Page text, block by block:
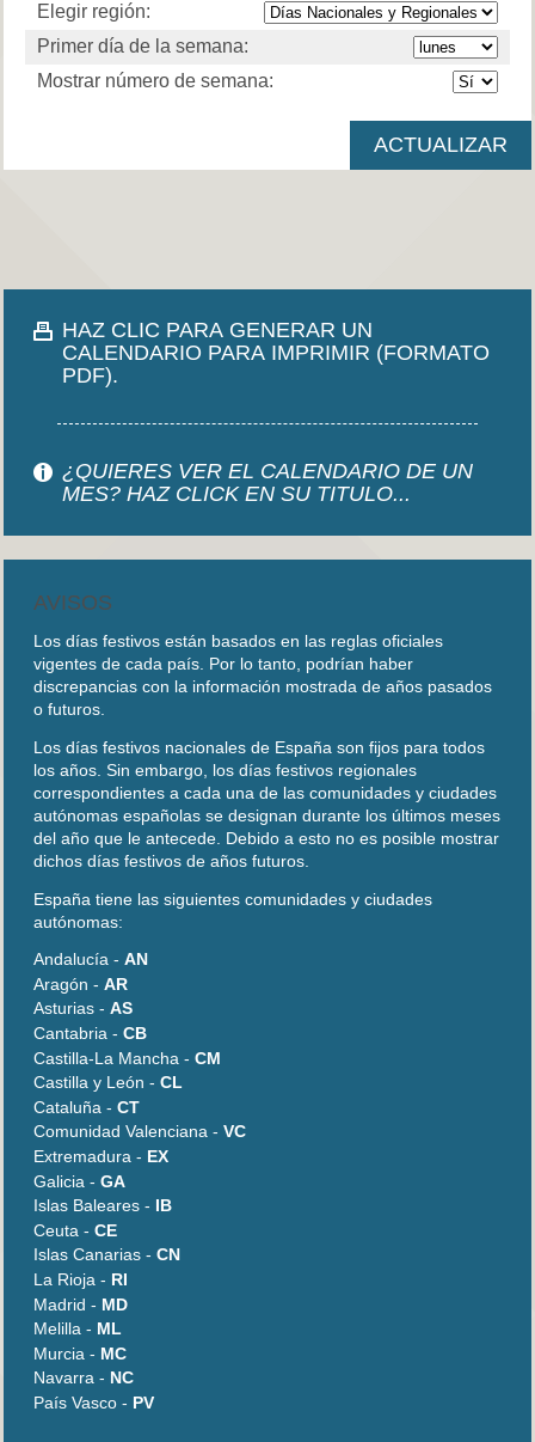
Elegir región:
Primer día de la semana:
Mostrar número de semana:
HAZ CLIC PARA GENERAR UN
CALENDARIO PARA IMPRIMIR (FORMATO
PDF).
¿QUIERES VER EL CALENDARIO DE UN
MES? HAZ CLICK EN SU TITULO...
AVISOS
Los días festivos están basados en las reglas oficiales
vigentes de cada país. Por lo tanto, podrían haber
discrepancias con la información mostrada de años pasados
o futuros.
Los días festivos nacionales de España son fijos para todos
los años. Sin embargo, los días festivos regionales
correspondientes a cada una de las comunidades y ciudades
autónomas españolas se designan durante los últimos meses
del año que le antecede. Debido a esto no es posible mostrar
dichos días festivos de años futuros.
España tiene las siguientes comunidades y ciudades
autónomas:
Andalucía - AN
Aragón - AR
Asturias - AS
Cantabria - CB
Castilla-La Mancha - CM
Castilla y León - CL
Cataluña - CT
Comunidad Valenciana - VC
Extremadura - EX
Galicia - GA
Islas Baleares - IB
Ceuta - CE
Islas Canarias - CN
La Rioja - RI
Madrid - MD
Melilla - ML
Murcia - MC
Navarra - NC
País Vasco - PV